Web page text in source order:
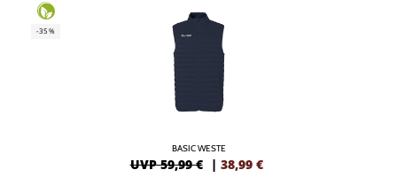
-35%
BASIC WESTE
UVP 59,99 € | 38,99 €